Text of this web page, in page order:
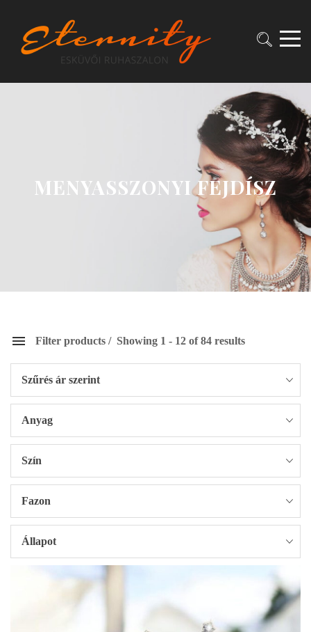
MENYASSZONYI FEJDÍSZ
Filter products Showing 1 - 12 of 84 results
Szűrés ár szerint
Anyag
Szín
Fazon
Állapot